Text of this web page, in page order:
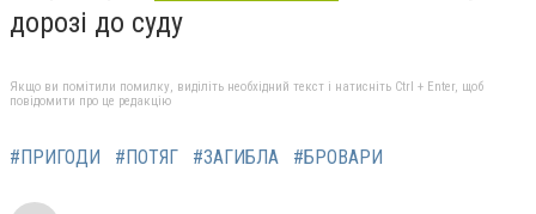
дорозі до суду
Якщо ви помітили помилку, виділіть необхідний текст і натисніть Ctrl + Enter, щоб
повідомити про це редакцію
#ПРИГОДИ #ПОТЯГ #ЗАГИБЛА #БРОВАРИ